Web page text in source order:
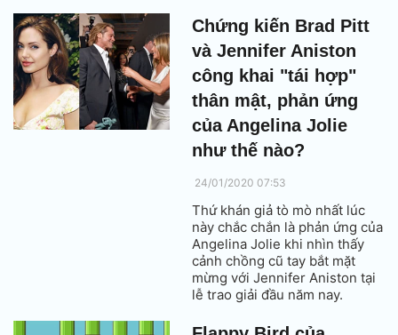
Chứng kiến Brad Pitt
và Jennifer Aniston
công khai "tái hợp"
thân mật, phản ứng
của Angelina Jolie
như thế nào?
24/01/2020 07:53
Thứ khán giả tò mò nhất lúc
này chắc chắn là phản ứng của
Angelina Jolie khi nhìn thấy
cảnh chồng cũ tay bắt mặt
mừng với Jennifer Aniston tại
lễ trao giải đầu năm nay.